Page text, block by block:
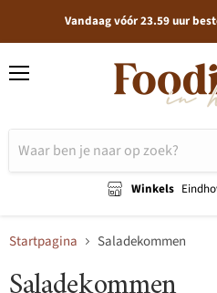
Vandaag vóór 23.59 uur
Winkels
Startpagina Saladekommen